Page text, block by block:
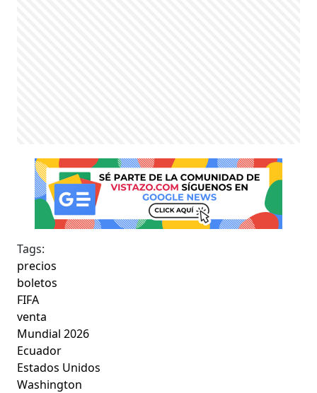
Tags:
precios
boletos
FIFA
venta
Mundial 2026
Ecuador
Estados Unidos
Washington